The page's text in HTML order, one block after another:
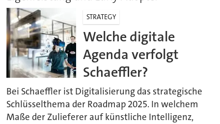
STRATEGY
Welche digitale
Agenda verfolgt
Schaeffler?
Bei Schaeffler ist Digitalisierung das strategische
Schlüsselthema der Roadmap 2025. In welchem
Maße der Zulieferer auf künstliche Intelligenz,